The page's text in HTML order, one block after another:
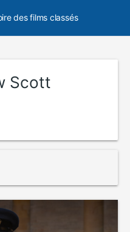
des films classés
Scott